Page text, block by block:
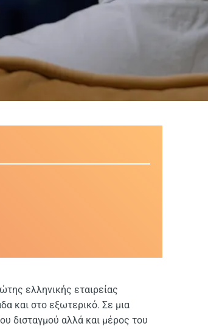
ελληνικής εταιρείας
και στο εξωτερικό. Σε μια
δισταγμού αλλά και μέρος του